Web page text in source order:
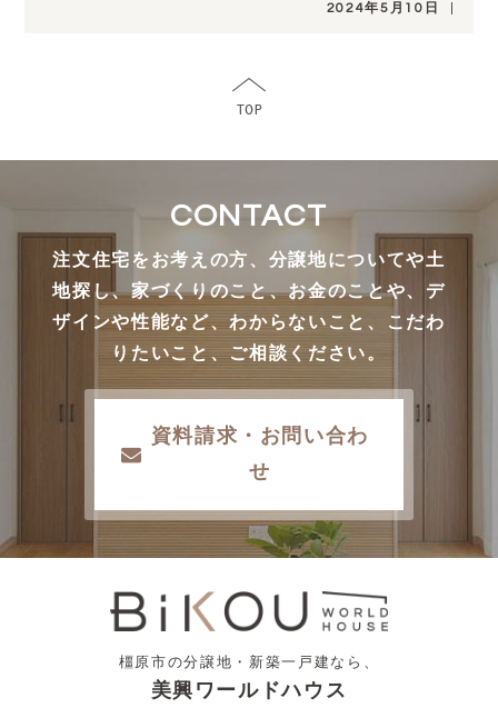
2024年5月10日
CONTACT
注文住宅をお考えの方、分譲地についてや土
地探し、家づくりのこと、お金のことや、デ
ザインや性能など、わからないこと、こだわ
りたいこと、ご相談ください。
資料請求・お問い合わ
せ
橿原市の分譲地・新築一戸建なら、
美興ワールドハウス